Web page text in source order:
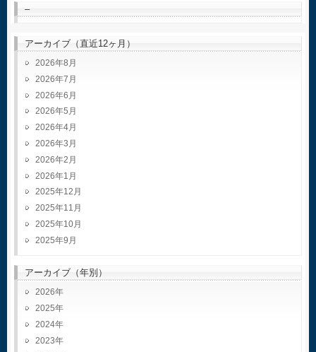
–
アーカイブ（直近12ヶ月）
2026年8月
2026年7月
2026年6月
2026年5月
2026年4月
2026年3月
2026年2月
2026年1月
2025年12月
2025年11月
2025年10月
2025年9月
アーカイブ（年別）
2026
2025
2024
2023